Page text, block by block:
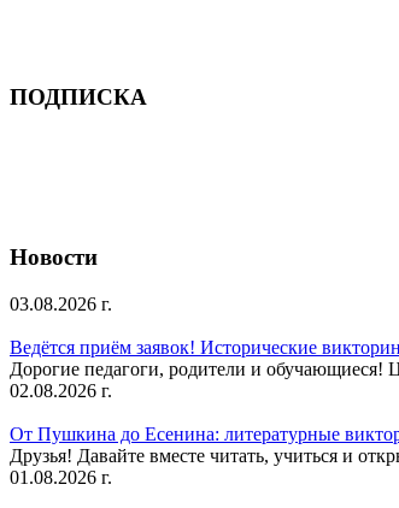
ПОДПИСКА
Новости
03.08.2026 г.
Ведётся приём заявок! Исторические
Дорогие педагоги, родители и
02.08.2026 г.
От Пушкина до Есенина: литературные
Друзья! Давайте вместе читать, учиться и
01.08.2026 г.